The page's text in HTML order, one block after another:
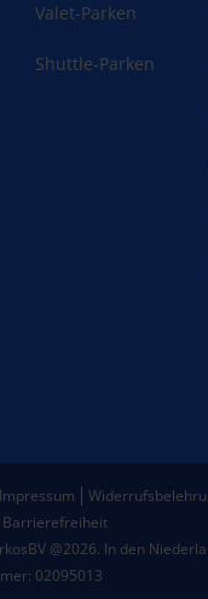
Valet-Parken
Shuttle-Parken
@2026. In den
02095013
Impressum
Barrierefreiheit